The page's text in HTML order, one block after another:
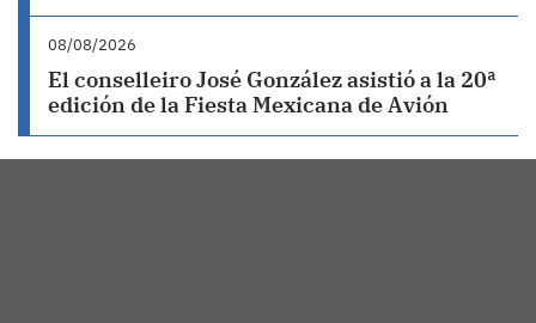
08/08/2026
El conselleiro José González asistió a la 20ª
edición de la Fiesta Mexicana de Avión